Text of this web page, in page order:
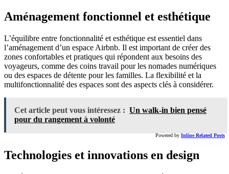
Aménagement fonctionnel et esthétique
L’équilibre entre fonctionnalité et esthétique est essentiel dans
l’aménagement d’un espace Airbnb. Il est important de créer des
zones confortables et pratiques qui répondent aux besoins des
voyageurs, comme des coins travail pour les nomades numériques
ou des espaces de détente pour les familles. La flexibilité et la
multifonctionnalité des espaces sont des aspects clés à considérer.
Cet article peut vous intéressez : Un walk-in bien pensé
pour du rangement à volonté
Powered by Inline Related Posts
Technologies et innovations en design